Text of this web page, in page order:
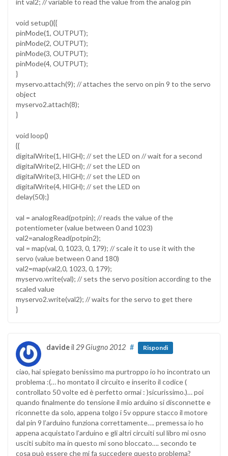
int val2; // variable to read the value from the analog pin
void setup(){{
pinMode(1, OUTPUT);
pinMode(2, OUTPUT);
pinMode(3, OUTPUT);
pinMode(4, OUTPUT);
}
myservo.attach(9); // attaches the servo on pin 9 to the servo
object
myservo2.attach(8);
}
void loop()
{{
digitalWrite(1, HIGH); // set the LED on // wait for a second
digitalWrite(2, HIGH); // set the LED on
digitalWrite(3, HIGH); // set the LED on
digitalWrite(4, HIGH); // set the LED on
delay(50);}
val = analogRead(potpin); // reads the value of the
potentiometer (value between 0 and 1023)
val2=analogRead(potpin2);
val = map(val, 0, 1023, 0, 179); // scale it to use it with the
servo (value between 0 and 180)
val2=map(val2,0, 1023, 0, 179);
myservo.write(val); // sets the servo position according to the
scaled value
myservo2.write(val2); // waits for the servo to get there
}
davideil 29 Giugno 2012 # Rispondi
ciao, hai spiegato benissimo ma purtroppo io ho incontrato un
problema :(… ho montato il circuito e inserito il codice (
controllato 50 volte ed è perfetto ormai : )sicurissimo.)… poi
quando finalmente do tensione il mio arduino si disconnette e
riconnette da solo, appena tolgo i 5v oppure stacco il motore
dal pin 9 l’arduino funziona correttamente…. premessa io ho
appena acquistato l’arduino e gli altri circuiti sul libro mi osno
usciti subito ma in questo mi sono bloccato…. secondo te
cosa può essere che mi fa succedere questo problema?